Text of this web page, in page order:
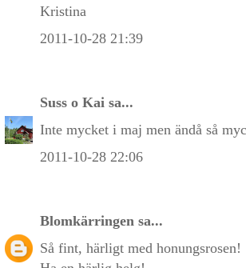
Kristina
2011-10-28 21:39
Suss o Kai sa...
Inte mycket i maj men ändå så
2011-10-28 22:06
Blomkärringen sa...
Så fint, härligt med honungsrosen!